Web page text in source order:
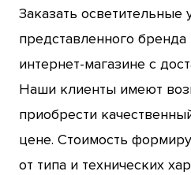
Заказать осветительные
представленного
интернет-магазине с
Наши клиенты имеют
приобрести
цене. Стоимость
от типа и технических